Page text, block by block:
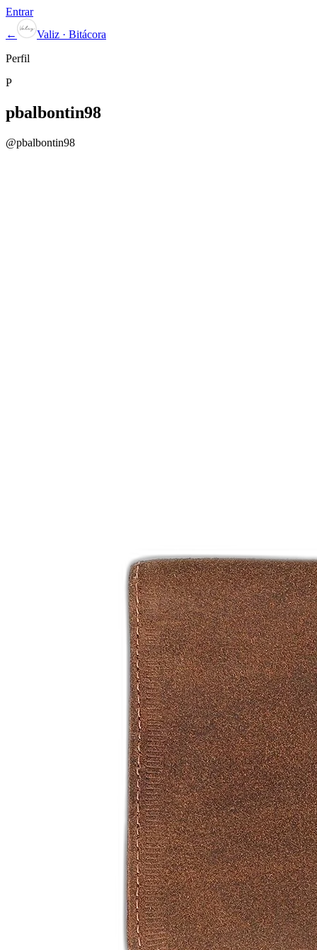
Entrar
←
Valiz · Bitácora
Perfil
P
pbalbontin98
@pbalbontin98